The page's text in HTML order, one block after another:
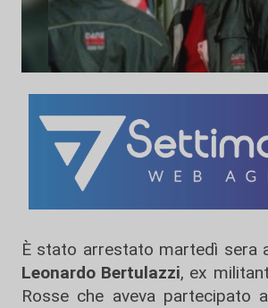
È stato arrestato martedì sera
Leonardo Bertulazzi, ex
Rosse che aveva partecipato